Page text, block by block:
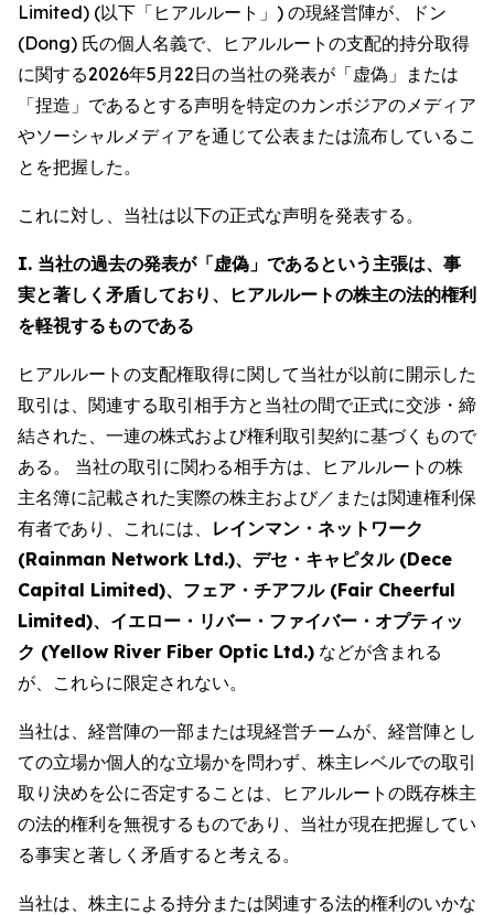
Limited) (以下「ヒアルルート」) の現経営陣が、ドン
(Dong) 氏の個人名義で、ヒアルルートの支配的持分取得
に関する2026年5月22日の当社の発表が「虚偽」または
「捏造」であるとする声明を特定のカンボジアのメディア
やソーシャルメディアを通じて公表または流布しているこ
とを把握した。
これに対し、当社は以下の正式な声明を発表する。
I. 当社の過去の発表が「虚偽」であるという主張は、事
実と著しく矛盾しており、ヒアルルートの株主の法的権利
を軽視するものである
ヒアルルートの支配権取得に関して当社が以前に開示した
取引は、関連する取引相手方と当社の間で正式に交渉・締
結された、一連の株式および権利取引契約に基づくもので
ある。 当社の取引に関わる相手方は、ヒアルルートの株
主名簿に記載された実際の株主および／または関連権利保
有者であり、これには、 レインマン・ネットワーク
(Rainman Network Ltd.)、デセ・キャピタル (Dece
Capital Limited)、フェア・チアフル (Fair Cheerful
Limited)、イエロー・リバー・ファイバー・オプティッ
ク (Yellow River Fiber Optic Ltd.) などが含まれる
が、これらに限定されない。
当社は、経営陣の一部または現経営チームが、経営陣とし
ての立場か個人的な立場かを問わず、株主レベルでの取引
取り決めを公に否定することは、ヒアルルートの既存株主
の法的権利を無視するものであり、当社が現在把握してい
る事実と著しく矛盾すると考える。
当社は、株主による持分または関連する法的権利のいかな